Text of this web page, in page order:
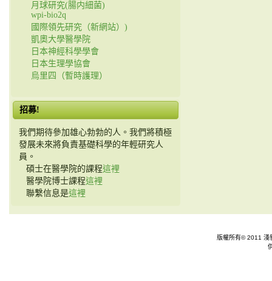
月球研究(腸内細菌)
wpi-bio2q
國際領先研究（新網站）)
凱奧大學醫學院
日本神經科學學會
日本生理學協會
烏里四（暫時護理）
招募!
我們期待參加雄心勃勃的人。我們將積極
發展未來將負責基礎科學的年輕研究人
員。
碩士在醫學院的課程這裡
醫學院博士課程這裡
聯繫信息是這裡
版權所有© 2011 淺